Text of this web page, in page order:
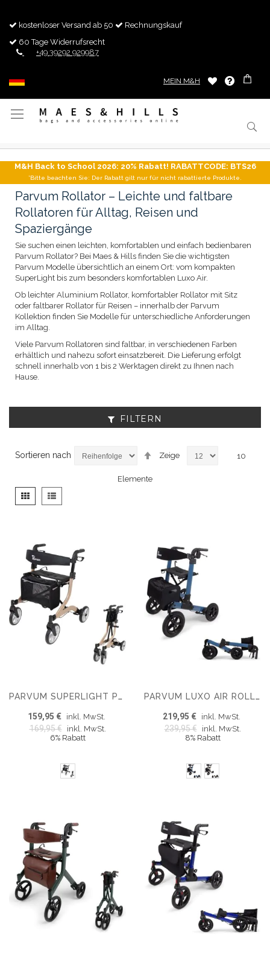
kostenloser Versand ab 50
Rechnungskauf
60 Tage Widerrufsrecht
+49 39292 929987
MEIN M&H
Navigation
umschalten
M&H Back to School 2026: 20% Rabatt! RABATTCODE: BTS26
*Bitte beachten Sie: Der Rabatt gilt nur für nicht rabattierte Produkte.
Parvum Rollator – Leichte und faltbare
Rollatoren für Alltag, Reisen und
Spaziergänge
Sie suchen einen leichten, komfortablen und einfach bedienbaren
Parvum Rollator? Bei Maes & Hills finden Sie die wichtigsten
Parvum Modelle übersichtlich an einem Ort: vom kompakten
SuperLight bis zum besonders komfortablen Luxo Air.
Ob leichter Aluminium Rollator, komfortabler Rollator mit Sitz
oder faltbarer Rollator für Reisen – innerhalb der Parvum
Kollektion finden Sie Modelle für unterschiedliche Anforderungen
im Alltag.
Viele Parvum Rollatoren sind faltbar, in verschiedenen Farben
erhältlich und nahezu sofort einsatzbereit. Die Lieferung erfolgt
schnell innerhalb von 1 bis 2 Werktagen direkt zu Ihnen nach
Hause.
FILTERN
Sortieren nach
Absteigend
sortieren
Zeige 10
Elemente
Anzeigen
als
Liste Liste
PARVUM SUPERLIGHT PLUS ROLLATOR - LEICHT 5,2 KG
159,95 € inkl. MwSt.
169,95 €
inkl. MwSt.
6% Rabatt
PARVUM LUXO AIR ROLLATOR – LUFTREIFEN & ZWEIFACH ZUSAMMENKLAPPBAR (6,9 KG)
219,95 € inkl. MwSt.
239,95 €
inkl. MwSt.
8% Rabatt